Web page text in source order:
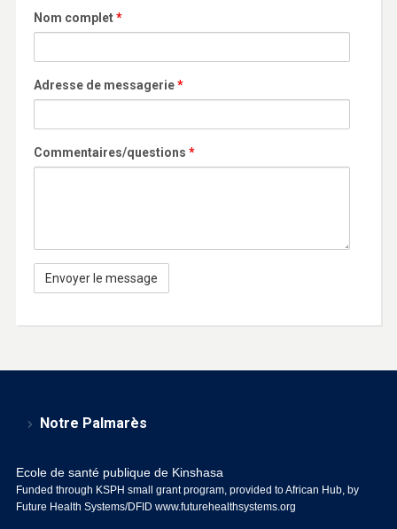
Nom complet*
Adresse de messagerie*
Commentaires/questions *
Notre Palmarès
Ecole de santé publique de Kinshasa
Funded through KSPH small grant program, provided to African Hub, by
Future Health Systems/DFID www.futurehealthsystems.org